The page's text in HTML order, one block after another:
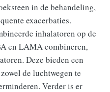
in de behandeling,
exacerbaties.
inhalatoren op de
en LAMA combineren,
Deze bieden een
de luchtwegen te
Verder is er